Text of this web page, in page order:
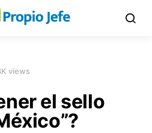
views
el sello